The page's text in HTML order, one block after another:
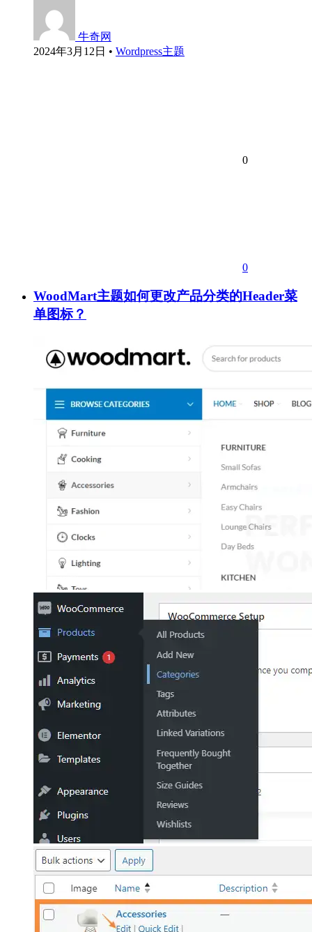
牛奇网
2024年3月12日 • Wordpress主题
0
0
WoodMart主题如何更改产品分类的Header菜
单图标？